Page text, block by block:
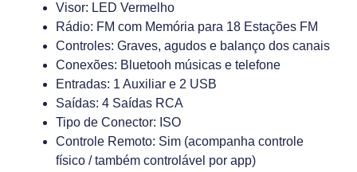
Visor: LED Vermelho
Rádio: FM com Memória para 18 Estações FM
Controles: Graves, agudos e balanço dos canais
Conexões: Bluetooh músicas e telefone
Entradas: 1 Auxiliar e 2 USB
Saídas: 4 Saídas RCA
Tipo de Conector: ISO
Controle Remoto: Sim (acompanha controle
físico / também controlável por app)